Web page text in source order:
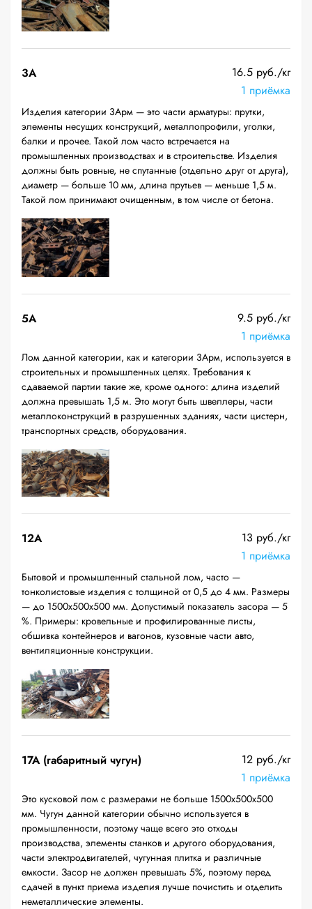
3А
16.5 руб./кг
1 приёмка
Изделия категории 3Арм — это части арматуры: прутки,
элементы несущих конструкций, металлопрофили, уголки,
балки и прочее. Такой лом часто встречается на
промышленных производствах и в строительстве. Изделия
должны быть ровные, не спутанные (отдельно друг от друга),
диаметр — больше 10 мм, длина прутьев — меньше 1,5 м.
Такой лом принимают очищенным, в том числе от бетона.
5А
9.5 руб./кг
1 приёмка
Лом данной категории, как и категории 3Арм, используется в
строительных и промышленных целях. Требования к
сдаваемой партии такие же, кроме одного: длина изделий
должна превышать 1,5 м. Это могут быть швеллеры, части
металлоконструкций в разрушенных зданиях, части цистерн,
транспортных средств, оборудования.
12A
13 руб./кг
1 приёмка
Бытовой и промышленный стальной лом, часто —
тонколистовые изделия с толщиной от 0,5 до 4 мм. Размеры
— до 1500х500х500 мм. Допустимый показатель засора — 5
%. Примеры: кровельные и профилированные листы,
обшивка контейнеров и вагонов, кузовные части авто,
вентиляционные конструкции.
17А (габаритный чугун)
12 руб./кг
1 приёмка
Это кусковой лом с размерами не больше 1500х500х500
мм. Чугун данной категории обычно используется в
промышленности, поэтому чаще всего это отходы
производства, элементы станков и другого оборудования,
части электродвигателей, чугунная плитка и различные
емкости. Засор не должен превышать 5%, поэтому перед
сдачей в пункт приема изделия лучше почистить и отделить
неметаллические элементы.